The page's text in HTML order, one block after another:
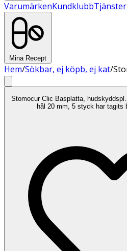
VarumärkenKundklubbTjänster
Mina Recept
Hem/Sökbar, ej köpb, ej kat/
Stomocur Clic Basplatta,
hål 20 mm, 5 styck har tagits